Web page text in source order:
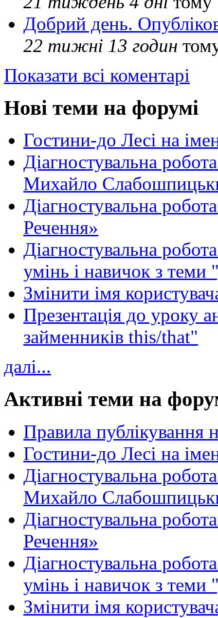
Добрий день.
22 тижні 13 годин
Показати всі коментарі
Нові теми на форумі
Гостини-до Лесі на
Діагностувальна
Михайло
Діагностувальна
Речення»
Діагностувальна
умінь і навичок з теми
Змінити імя
Презентація до уроку
займенників this/that"
далі...
Активні теми на
Правила публікування
Гостини-до Лесі на
Діагностувальна
Михайло
Діагностувальна
Речення»
Діагностувальна
умінь і навичок з теми
Змінити імя